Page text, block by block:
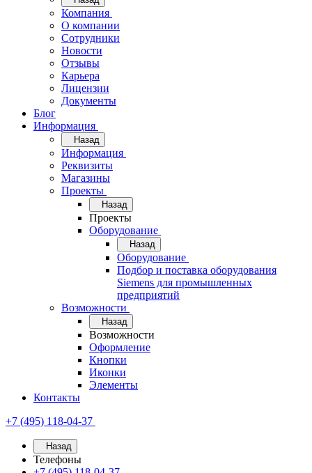
Компания
О компании
Сотрудники
Новости
Отзывы
Карьера
Лицензии
Документы
Блог
Информация
Назад
Информация
Реквизиты
Магазины
Проекты
Назад
Проекты
Оборудование
Назад
Оборудование
Подбор и поставка оборудования
Siemens для промышленных
предприятий
Возможности
Назад
Возможности
Оформление
Кнопки
Иконки
Элементы
Контакты
+7 (495) 118-04-37
Назад
Телефоны